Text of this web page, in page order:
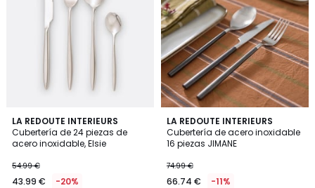
LA REDOUTE INTERIEURS
Cubertería de 24 piezas de
acero inoxidable, Elsie
54.99 €
43.99 € -20%
4,8
/ 5
LA REDOUTE INTERIEURS
Cubertería de acero inoxidable
16 piezas JIMANE
74.99 €
66.74 € -11%
3,9
/ 5